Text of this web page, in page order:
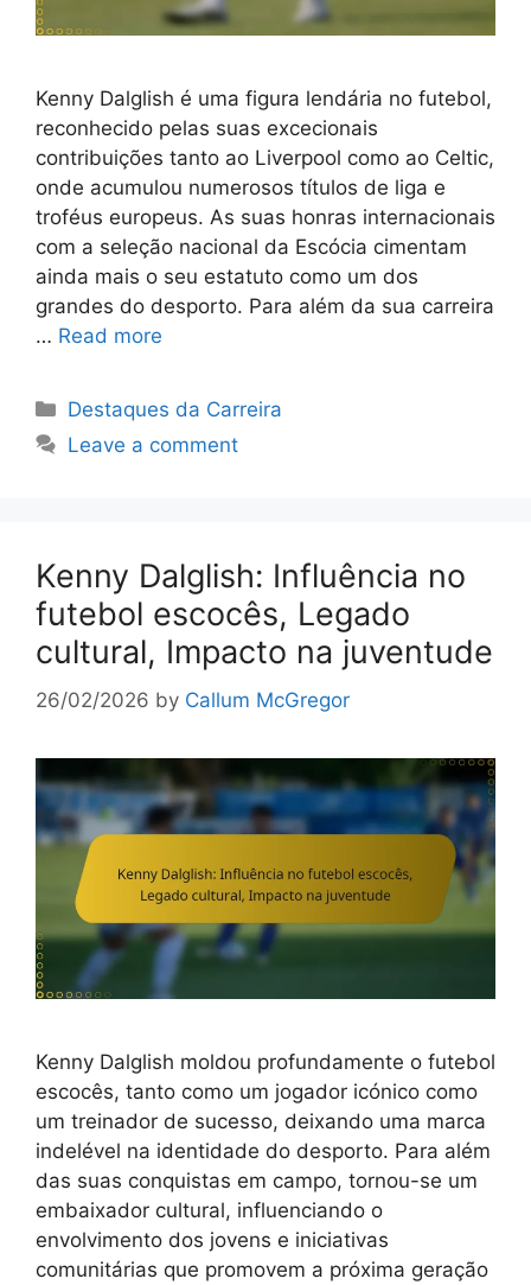
Kenny Dalglish é uma figura lendária no futebol,
reconhecido pelas suas excecionais
contribuições tanto ao Liverpool como ao Celtic,
onde acumulou numerosos títulos de liga e
troféus europeus. As suas honras internacionais
com a seleção nacional da Escócia cimentam
ainda mais o seu estatuto como um dos
grandes do desporto. Para além da sua carreira
… Read more
Categories
Destaques da Carreira
Leave a comment
Kenny Dalglish: Influência no
futebol escocês, Legado
cultural, Impacto na juventude
26/02/2026 by Callum McGregor
Kenny Dalglish moldou profundamente o futebol
escocês, tanto como um jogador icónico como
um treinador de sucesso, deixando uma marca
indelével na identidade do desporto. Para além
das suas conquistas em campo, tornou-se um
embaixador cultural, influenciando o
envolvimento dos jovens e iniciativas
comunitárias que promovem a próxima geração